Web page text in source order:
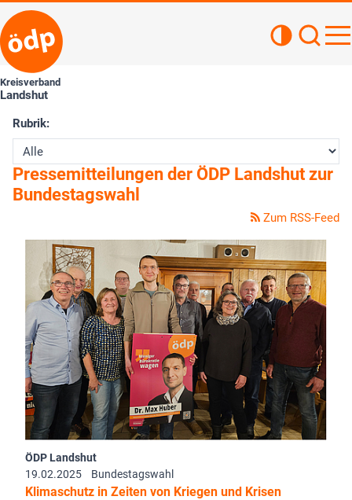
Kreisverband
Landshut
Rubrik:
Pressemitteilungen der ÖDP Landshut zur
Bundestagswahl
Zum RSS-Feed
ÖDP Landshut
19.02.2025
Bundestagswahl
Klimaschutz in Zeiten von Kriegen und Krisen